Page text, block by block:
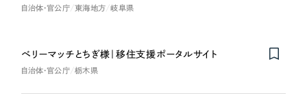
自治体・官公庁 東海地方 岐阜県
ベリーマッチとちぎ様｜移住支援ポータルサイト
自治体・官公庁 栃木県